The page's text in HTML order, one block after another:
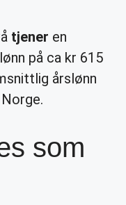
tjener en
på ca kr 615
årslønn
som